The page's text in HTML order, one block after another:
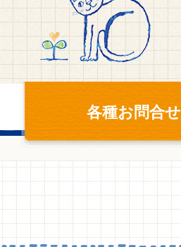
各種お問合せ